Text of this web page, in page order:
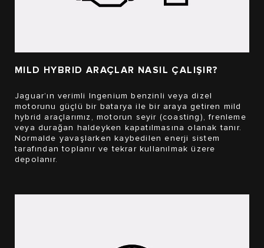
MILD HYBRID ARAÇLAR NASIL ÇALIŞIR?
Jaguar’ın verimli Ingenium benzinli veya dizel
motorunu güçlü bir batarya ile bir araya getiren mild
hybrid araçlarımız, motorun seyir (coasting), frenleme
veya durağan haldeyken kapatılmasına olanak tanır.
Normalde yavaşlarken kaybedilen enerji sistem
tarafından toplanır ve tekrar kullanılmak üzere
depolanır.